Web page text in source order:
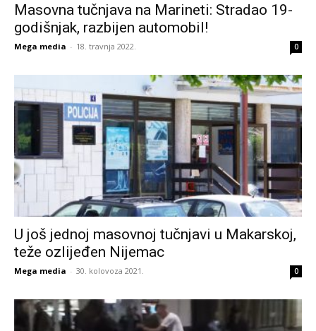
Masovna tučnjava na Marineti: Stradao 19-
godišnjak, razbijen automobil!
Mega media - 18. travnja 2022. 0
U još jednoj masovnoj tučnjavi u Makarskoj,
teže ozlijeđen Nijemac
Mega media - 30. kolovoza 2021. 0